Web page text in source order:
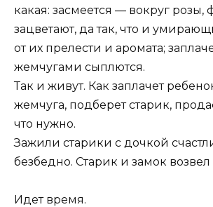
какая: засмеется — вокруг розы,
зацветают, да так, что и
от их прелести и аромата;
жемчугами сыплются.
Так и живут. Как заплачет
жемчуга, подберет старик,
что нужно.
Зажили старики с дочкой
безбедно. Старик и замок
Идет время.